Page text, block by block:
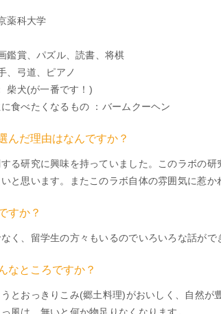
薬科大学
賞、パズル、読書、将棋
弓道、ピアノ
柴犬(が一番です！)
食べたくなるもの ：バームクーヘン
んだ理由はなんですか？
る研究に興味を持っていました。このラボの
と思います。またこのラボ自体の雰囲気に惹か
すか？
く、留学生の方々もいるのでいろいろな話が
なところですか？
とおっきりこみ(郷土料理)がおいしく、自然